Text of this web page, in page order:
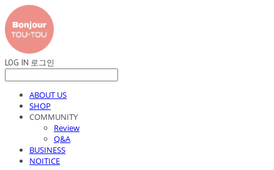
LOG IN 로그인
ABOUT US
SHOP
COMMUNITY
Review
Q&A
BUSINESS
NOITICE